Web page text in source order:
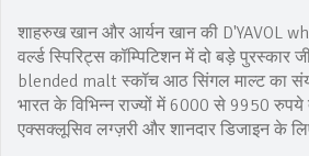
शाहरुख खान और आर्यन खान की D'YAVOL
वर्ल्ड स्पिरिट्स कॉम्पिटिशन में दो बड़े पुरस्कार
blended malt स्कॉच आठ सिंगल माल्ट का
भारत के विभिन्न राज्यों में 6000 से 9950
एक्सक्लूसिव लग्ज़री और शानदार डिजाइन के